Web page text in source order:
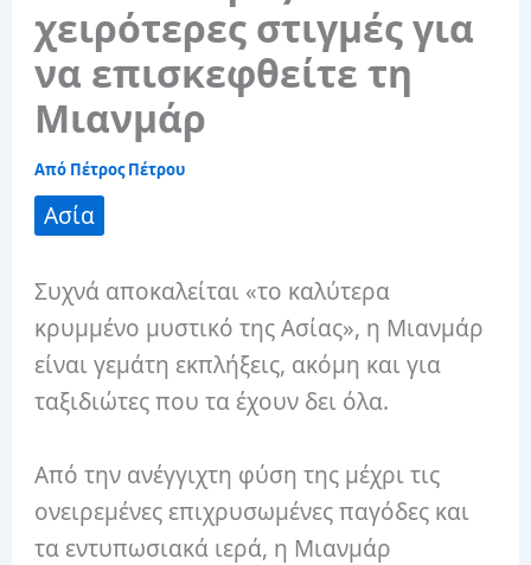
χειρότερες στιγμές για
να επισκεφθείτε τη
Μιανμάρ
Από Πέτρος Πέτρου
Ασία
Συχνά αποκαλείται «το καλύτερα
κρυμμένο μυστικό της Ασίας», η Μιανμάρ
είναι γεμάτη εκπλήξεις, ακόμη και για
ταξιδιώτες που τα έχουν δει όλα.
Από την ανέγγιχτη φύση της μέχρι τις
ονειρεμένες επιχρυσωμένες παγόδες και
τα εντυπωσιακά ιερά, η Μιανμάρ